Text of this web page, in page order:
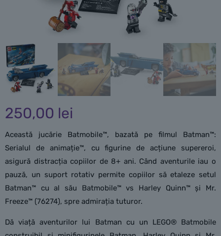
250,00 lei
Această jucărie Batmobile™, bazată pe filmul Batman™:
Serialul de animație™, cu figurine de acțiune supereroi,
asigură distracția copiilor de 8+ ani. Când aventurile iau o
pauză, un suport rotativ permite copiilor să etaleze setul
Batman™ cu al său Batmobile™ vs Harley Quinn™ și Mr.
Freeze™ (76274), spre admirația tuturor.
Dă viață aventurilor lui Batman cu un LEGO® Batmobile